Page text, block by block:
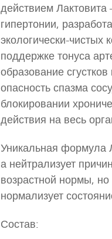
действием
гипертонии,
экологически-чистых
поддержке тонуса
образование
опасность спазма
блокировании
действия на весь
Уникальная формула
а нейтрализует
возрастной нормы,
нормализует
Состав: